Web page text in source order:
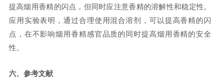
提高烟用香精的闪点，但同时应注意香精的溶解性和稳定性。
应用实验表明，通过合理使用混合溶剂，可以提高香精的闪
点，在不影响烟用香精感官品质的同时提高烟用香精的安全
性。
六、 参考文献